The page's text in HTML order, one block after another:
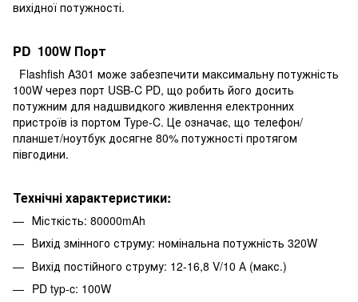
вихідної потужності.
PD 100W Порт
Flashfish A301 може забезпечити максимальну потужність
100W через порт USB-C PD, що робить його досить
потужним для надшвидкого живлення електронних
пристроїв із портом Type-C. Це означає, що телефон/
планшет/ноутбук досягне 80% потужності протягом
півгодини.
Технічні характеристики:
Місткість: 80000mAh
Вихід змінного струму: номінальна потужність 320W
Вихід постійного струму: 12-16,8 V/10 А (макс.)
PD typ-c: 100W